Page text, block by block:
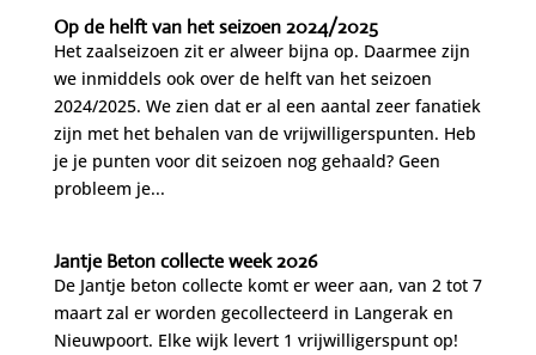
Op de helft van het seizoen 2024/2025
Het zaalseizoen zit er alweer bijna op. Daarmee zijn
we inmiddels ook over de helft van het seizoen
2024/2025. We zien dat er al een aantal zeer fanatiek
zijn met het behalen van de vrijwilligerspunten. Heb
je je punten voor dit seizoen nog gehaald? Geen
probleem je...
Jantje Beton collecte week 2026
De Jantje beton collecte komt er weer aan, van 2 tot 7
maart zal er worden gecollecteerd in Langerak en
Nieuwpoort. Elke wijk levert 1 vrijwilligerspunt op!